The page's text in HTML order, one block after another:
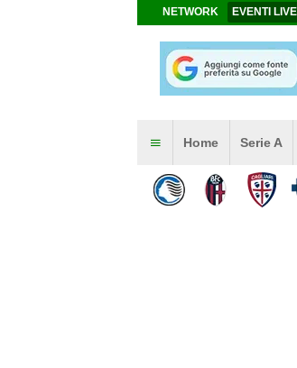
NETWORK EVENTI LIVE
Home Serie A